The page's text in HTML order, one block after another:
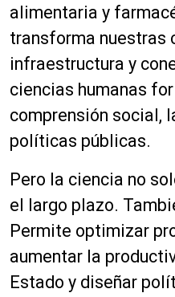
alimentaria y
transforma nuestras
infraestructura y
ciencias humanas
comprensión social,
políticas públicas.
Pero la ciencia no
el largo plazo.
Permite optimizar
aumentar la
Estado y diseñar